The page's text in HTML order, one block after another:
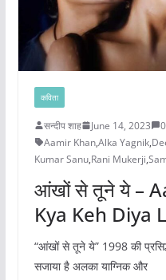
कविता
सन्दीप शाह June 14, 2023
Aamir Khan,Alka Yagnik,
Kumar Sanu,Rani Mukerji,
आंखों से तूने ये –
Kya Keh Diya
“आंखों से तूने ये” 1998 की
सजाया है अलका याग्निक और